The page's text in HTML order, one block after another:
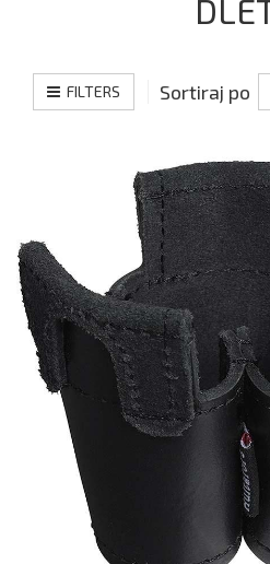
FILTERS Sortiraj po